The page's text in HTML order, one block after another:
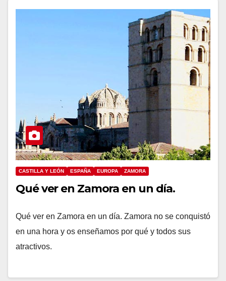
CASTILLA Y LEÓN ESPAÑA EUROPA ZAMORA
Qué ver en Zamora en un día.
Qué ver en Zamora en un día. Zamora no se conquistó
en una hora y os enseñamos por qué y todos sus
atractivos.